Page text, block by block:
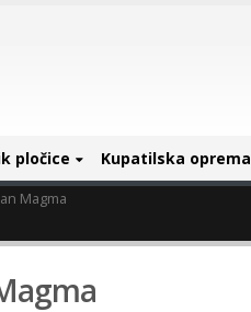
pločice Kupatilska oprema
Magma